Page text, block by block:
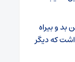
بد و بیراه
که دیگر